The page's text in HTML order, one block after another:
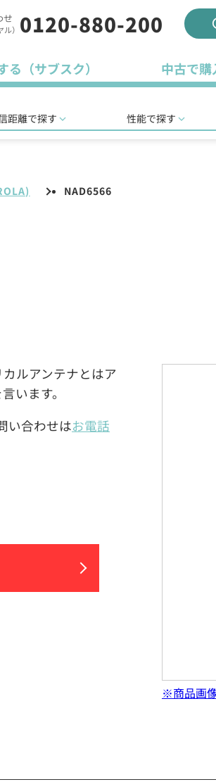
せ
） 0120-880-200
る（サブスク） 中古で購
距離で探す 性能で探す
NAD6566
ルアンテナとはア
います。
い合わせはお電話
※商品画